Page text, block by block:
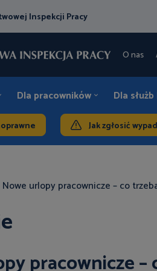
Inspekcji Pracy
O nas
Dla pracowników Dla służb
Jak zgłosić
Nowe urlopy pracownicze – co
pracownicze –